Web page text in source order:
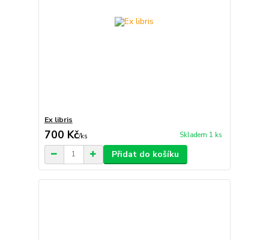
Ex libris
700 Kč/ks Skladem 1 ks
Přidat do košíku